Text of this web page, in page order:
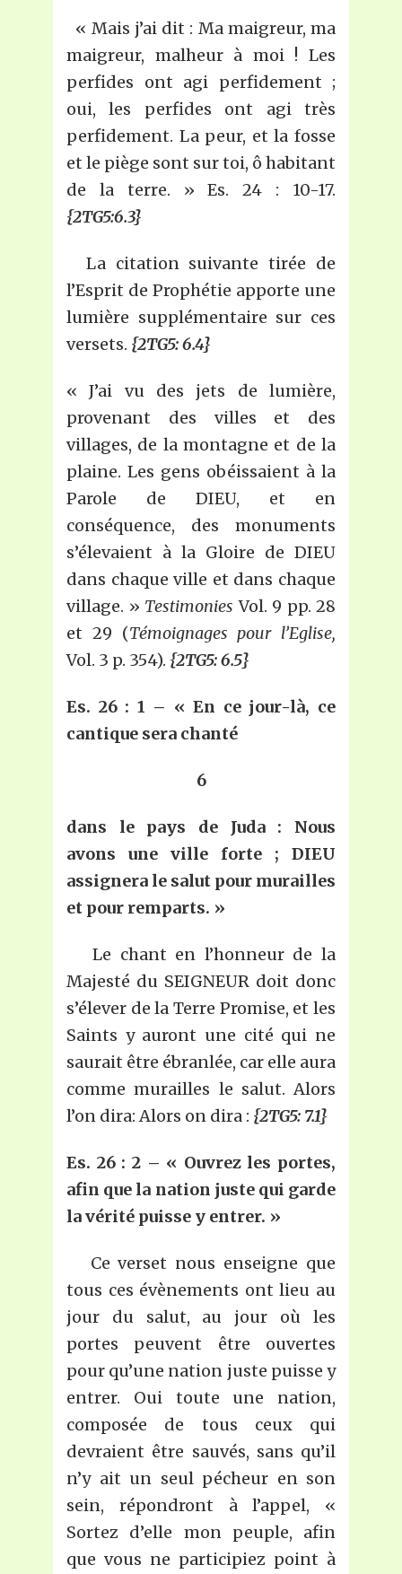
« Mais j’ai dit : Ma maigreur, ma
maigreur, malheur à moi ! Les
perfides ont agi perfidement ;
oui, les perfides ont agi très
perfidement. La peur, et la fosse
et le piège sont sur toi, ô habitant
de la terre. » Es. 24 : 10-17.
{2TG5:6.3}
La citation suivante tirée de
l’Esprit de Prophétie apporte une
lumière supplémentaire sur ces
versets. {2TG5: 6.4}
« J’ai vu des jets de lumière,
provenant des villes et des
villages, de la montagne et de la
plaine. Les gens obéissaient à la
Parole de DIEU, et en
conséquence, des monuments
s’élevaient à la Gloire de DIEU
dans chaque ville et dans chaque
village. » TestimoniesVol. 9 pp. 28
et 29 (Témoignages pour l’Eglise,
Vol. 3 p. 354). {2TG5: 6.5}
Es. 26 : 1 – « En ce jour-là, ce
cantique sera chanté
6
dans le pays de Juda : Nous
avons une ville forte ; DIEU
assignera le salut pour murailles
et pour remparts. »
Le chant en l’honneur de la
Majesté du SEIGNEUR doit donc
s’élever de la Terre Promise, et les
Saints y auront une cité qui ne
saurait être ébranlée, car elle aura
comme murailles le salut. Alors
l’on dira: Alors on dira : {2TG5: 7.1}
Es. 26 : 2 – « Ouvrez les portes,
afin que la nation juste qui garde
la vérité puisse y entrer. »
Ce verset nous enseigne que
tous ces évènements ont lieu au
jour du salut, au jour où les
portes peuvent être ouvertes
pour qu’une nation juste puisse y
entrer. Oui toute une nation,
composée de tous ceux qui
devraient être sauvés, sans qu’il
n’y ait un seul pécheur en son
sein, répondront à l’appel, «
Sortez d’elle mon peuple, afin
que vous ne participiez point à